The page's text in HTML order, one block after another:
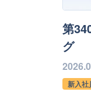
第
グ
新入社